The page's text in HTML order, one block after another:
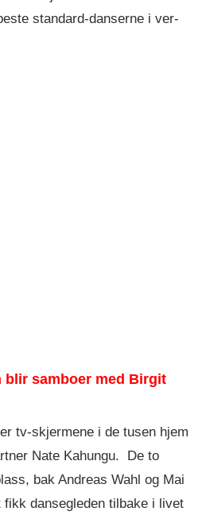
stan­dard-danser­ne i ver­
blir samboer med Birgit
tv-skjermene i de tusen hjem
Nate Kahungu. De to
bak Andreas Wahl og Mai
fikk dansegleden tilbake i livet